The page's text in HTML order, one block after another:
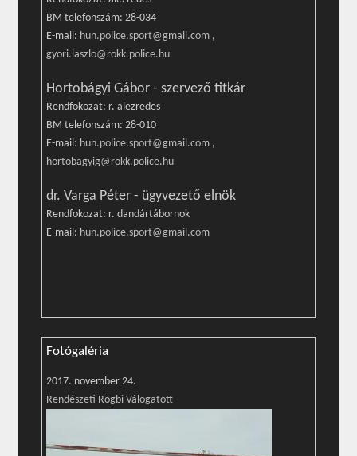
BM telefonszám: 28-034
E-mail: hun.police.sport@gmail.com ,
gyori.laszlo@rokk.police.hu
Hortobágyi Gábor - szervező titkár
Rendfokozat: r. alezredes
BM telefonszám: 28-010
E-mail: hun.police.sport@gmail.com ,
hortobagyig@rokk.police.hu
dr. Varga Péter - ügyvezető elnök
Rendfokozat: r. dandártábornok
E-mail: hun.police.sport@gmail.com
Fotógaléria
2017. november 24.
Rendészeti Rögbi Válogatott